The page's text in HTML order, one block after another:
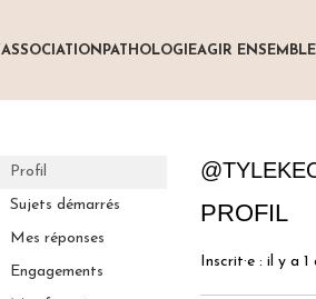
PATHOLOGIEAGIR ENSEMBLE
Profil
Sujets démarrés
Mes réponses
Engagements
PROFIL
Inscrit·e : il y a